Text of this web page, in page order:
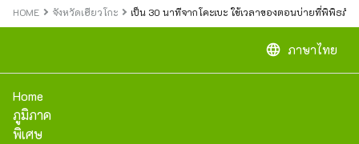
HOME จังหวัดเฮียวโกะ เป็น 30 นาทีจากโคะเบะ ใช้เวลาของตอนบ่ายที่พิพิธ
language ภาษาไทย
Home
ภูมิภาค
พิเศษ